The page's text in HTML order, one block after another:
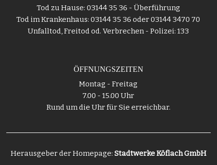
Tod zu Hause: 03144 35 36 - Überführung
Tod im Krankenhaus: 03144 35 36 oder 03144 3470 70
Unfalltod, Freitod od. Verbrechen - Polizei: 133
ÖFFNUNGSZEITEN
Montag - Freitag
7.00 - 15.00 Uhr
Rund um die Uhr für Sie erreichbar.
Herausgeber der Homepage: Stadtwerke Köflach GmbH